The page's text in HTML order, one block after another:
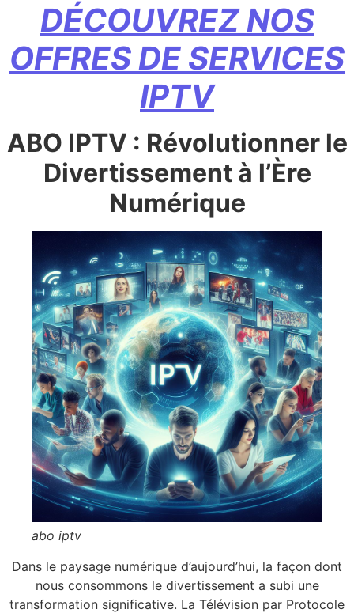
DÉCOUVREZ NOS
OFFRES DE SERVICES
IPTV
ABO IPTV : Révolutionner le
Divertissement à l’Ère
Numérique
abo iptv
Dans le paysage numérique d’aujourd’hui, la façon dont
nous consommons le divertissement a subi une
transformation significative. La Télévision par Protocole